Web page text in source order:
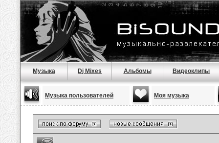
Музыка Dj Mixes Альбомы Видеоклипы
Музыка пользователей Моя музыка